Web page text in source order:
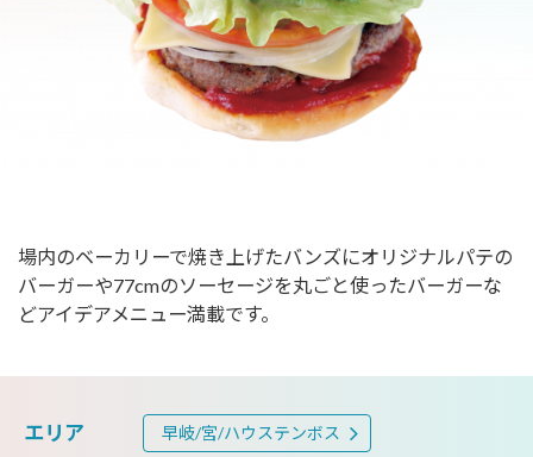
場内のベーカリーで焼き上げたバンズにオリジナルパテの
バーガーや77cmのソーセージを丸ごと使ったバーガーな
どアイデアメニュー満載です。
エリア 早岐/宮/ハウステンボス